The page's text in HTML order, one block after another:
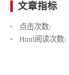
文章指标
点击次数:
Html阅读次数: